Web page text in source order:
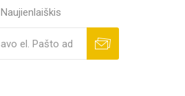
Naujienlaiškis